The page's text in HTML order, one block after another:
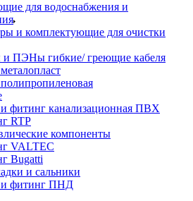
для водоснабжения и
и комплектующие для очистки
ПЭНы гибкие/ греющие кабеля
фитинг канализационная ПВХ
RTP
компоненты
VALTEC
Bugatti
и сальники
и фитинг ПНД